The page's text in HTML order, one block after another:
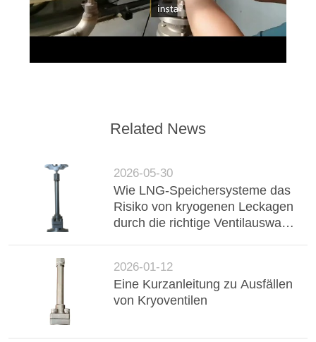
Related News
2026-05-30
Wie LNG-Speichersysteme das
Risiko von kryogenen Leckagen
durch die richtige Ventilauswahl
2026-01-12
Eine Kurzanleitung zu Ausfällen
von Kryoventilen